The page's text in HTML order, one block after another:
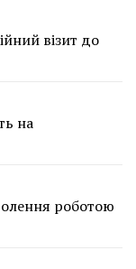
візит до
на
роботою